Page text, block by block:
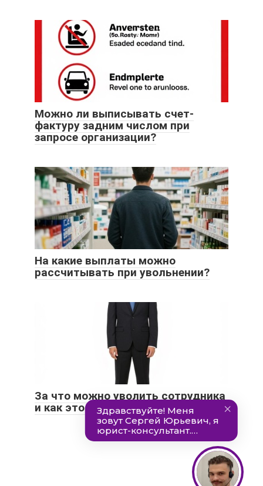
Можно ли выписывать счет-
фактуру задним числом при
запросе организации?
На какие выплаты можно
рассчитывать при увольнении?
За что можно уволить сотрудника
и как это сделать правильно